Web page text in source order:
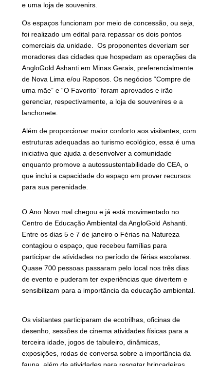
e uma loja de souvenirs.
Os espaços funcionam por meio de concessão, ou seja,
foi realizado um edital para repassar os dois pontos
comerciais da unidade. Os proponentes deveriam ser
moradores das cidades que hospedam as operações da
AngloGold Ashanti em Minas Gerais, preferencialmente
de Nova Lima e/ou Raposos. Os negócios “Compre de
uma mãe” e “O Favorito” foram aprovados e irão
gerenciar, respectivamente, a loja de souvenires e a
lanchonete.
Além de proporcionar maior conforto aos visitantes, com
estruturas adequadas ao turismo ecológico, essa é uma
iniciativa que ajuda a desenvolver a comunidade
enquanto promove a autossustentabilidade do CEA, o
que inclui a capacidade do espaço em prover recursos
para sua perenidade.
O Ano Novo mal chegou e já está movimentado no
Centro de Educação Ambiental da AngloGold Ashanti.
Entre os dias 5 e 7 de janeiro o Férias na Natureza
contagiou o espaço, que recebeu famílias para
participar de atividades no período de férias escolares.
Quase 700 pessoas passaram pelo local nos três dias
de evento e puderam ter experiências que divertem e
sensibilizam para a importância da educação ambiental.
Os visitantes participaram de ecotrilhas, oficinas de
desenho, sessões de cinema atividades físicas para a
terceira idade, jogos de tabuleiro, dinâmicas,
exposições, rodas de conversa sobre a importância da